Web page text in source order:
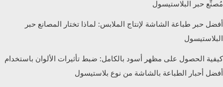
مُصنِّع حبر البلاستيسول
أفضل حبر طباعة الشاشة لإنتاج الملابس: لماذا تختار المصانع حبر
البلاستيسول
كيفية الحصول على مظهر أسود بالكامل: ضبط تأثيرات الألوان باستخدام
أفضل أحبار الطباعة بالشاشة من نوع بلاستيسول